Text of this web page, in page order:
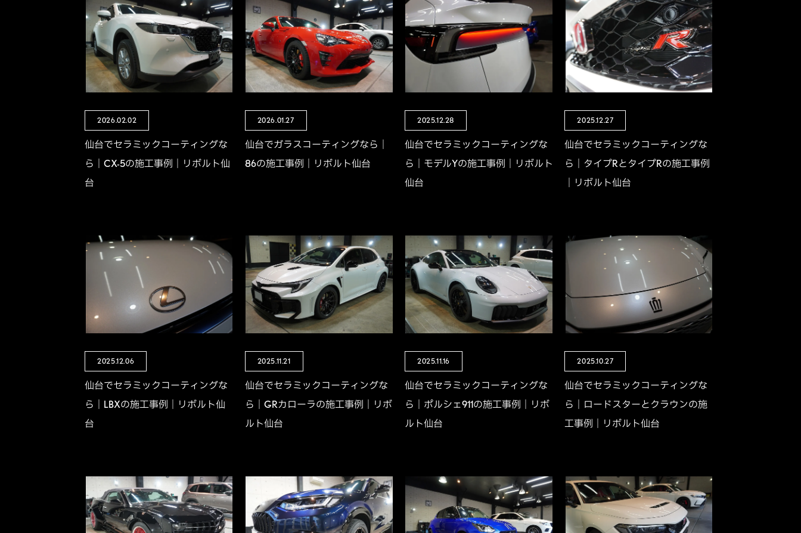
2026.02.02
仙台でセラミックコーティングな
ら｜CX-5の施工事例｜リボルト仙
台
2026.01.27
仙台でガラスコーティングなら｜
86の施工事例｜リボルト仙台
2025.12.28
仙台でセラミックコーティングな
ら｜モデルYの施工事例｜リボルト
仙台
2025.12.27
仙台でセラミックコーティングな
ら｜タイプRとタイプRの施工事例
｜リボルト仙台
2025.12.06
仙台でセラミックコーティングな
ら｜LBXの施工事例｜リボルト仙
台
2025.11.21
仙台でセラミックコーティングな
ら｜GRカローラの施工事例｜リボ
ルト仙台
2025.11.16
仙台でセラミックコーティングな
ら｜ポルシェ911の施工事例｜リボ
ルト仙台
2025.10.27
仙台でセラミックコーティングな
ら｜ロードスターとクラウンの施
工事例｜リボルト仙台